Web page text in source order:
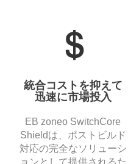
統合コストを抑えて
迅速に市場投入
EB zoneo SwitchCore
Shieldは、ポストビルド
対応の完全なソリューシ